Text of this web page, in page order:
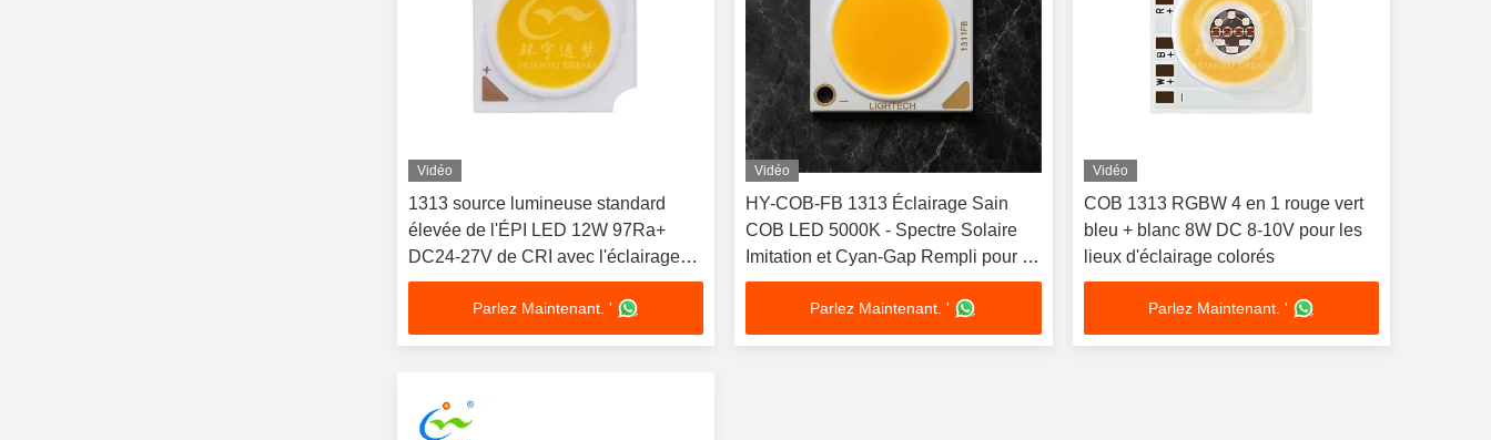
Vidéo
1313 source lumineuse standard
élevée de l'ÉPI LED 12W 97Ra+
DC24-27V de CRI avec l'éclairage
uniforme
Parlez Maintenant. '
Vidéo
HY-COB-FB 1313 Éclairage Sain
COB LED 5000K - Spectre Solaire
Imitation et Cyan-Gap Rempli pour la
Protection des Yeux
Parlez Maintenant. '
Vidéo
COB 1313 RGBW 4 en 1 rouge vert
bleu + blanc 8W DC 8-10V pour les
lieux d'éclairage colorés
Parlez Maintenant. '